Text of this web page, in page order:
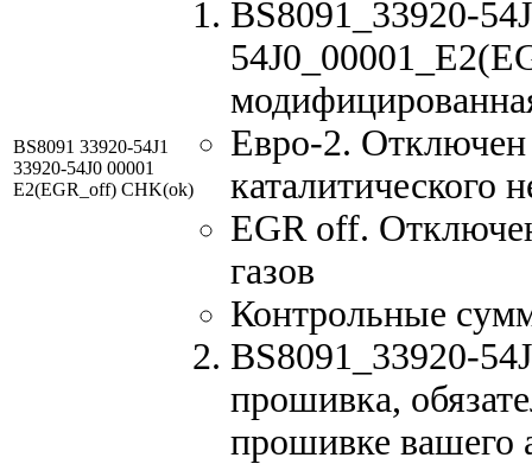
BS8091 33920-54J1
33920-54J0 00001
E2(EGR_off) CHK(ok)
BS8091_33920-
Евро-2. Отключен
каталитического
EGR off.
газов
Контрольные
BS8091_33920-
прошивка,
прошивке вашего